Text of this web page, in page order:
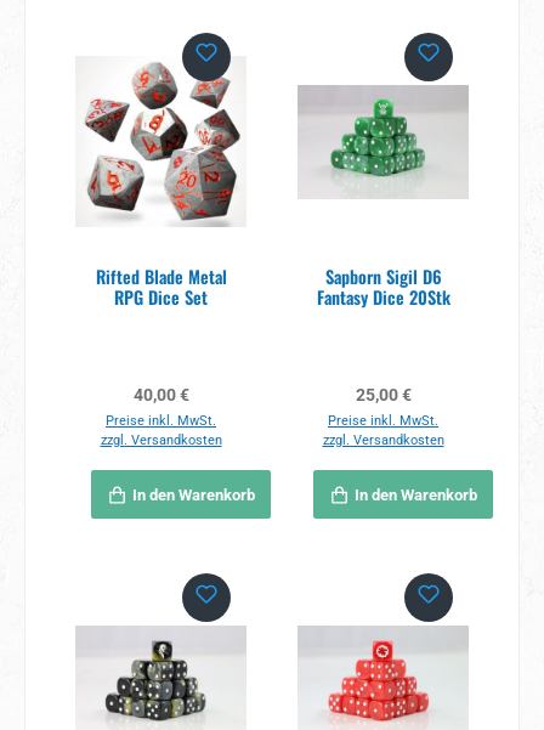
Rifted Blade Metal
RPG Dice Set
Regulärer Preis:
40,00 €
Preise inkl. MwSt.
zzgl. Versandkosten
In den Warenkorb
Sapborn Sigil D6
Fantasy Dice 20Stk
Regulärer Preis:
25,00 €
Preise inkl. MwSt.
zzgl. Versandkosten
In den Warenkorb